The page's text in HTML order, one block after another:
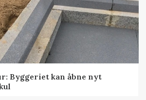
Byggeriet kan åbne nyt